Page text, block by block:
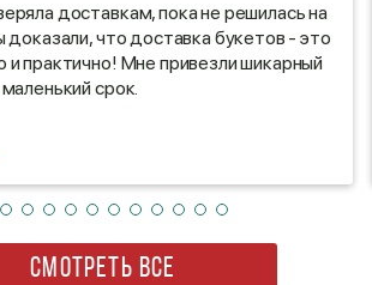
доставкам, пока не решилась на
доказали, что доставка букетов - это
и практично! Мне привезли шикарный
срок.
СМОТРЕТЬ ВСЕ